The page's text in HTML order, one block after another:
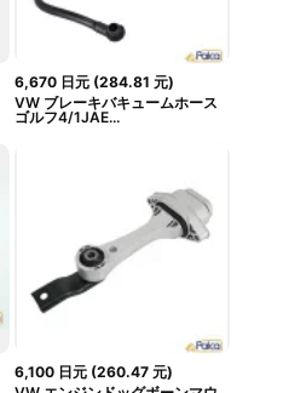
6,670 日元 (284.81 元)
VW ブレーキバキュームホース
ゴルフ4/1JAE...
6,100 日元 (260.47 元)